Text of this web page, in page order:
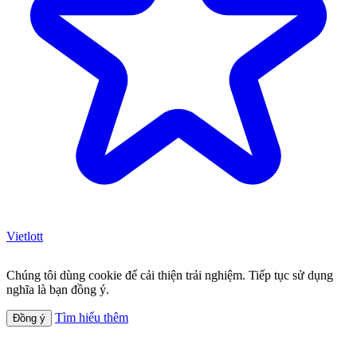
Vietlott
Chúng tôi dùng cookie để cải thiện trải nghiệm. Tiếp tục sử dụng
nghĩa là bạn đồng ý.
Đồng ý Tìm hiểu thêm